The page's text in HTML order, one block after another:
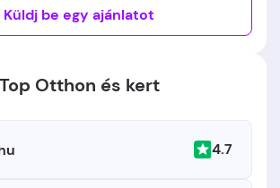
Küldj be egy ajánlatot
Top Otthon és kert
4.7